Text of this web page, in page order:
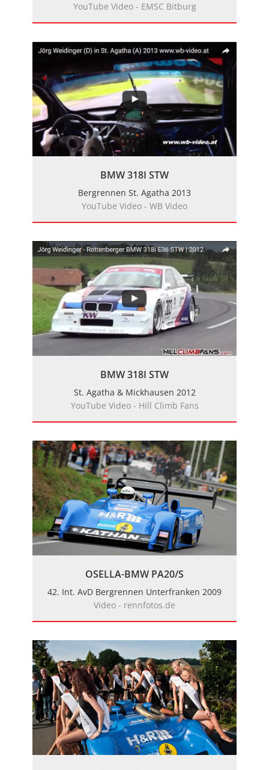
YouTube Video - EMSC Bitburg
BMW 318I STW
Bergrennen St. Agatha 2013
YouTube Video - WB Video
BMW 318I STW
St. Agatha & Mickhausen 2012
YouTube Video - Hill Climb Fans
OSELLA-BMW PA20/S
42. Int. AvD Bergrennen Unterfranken 2009
Video - rennfotos.de